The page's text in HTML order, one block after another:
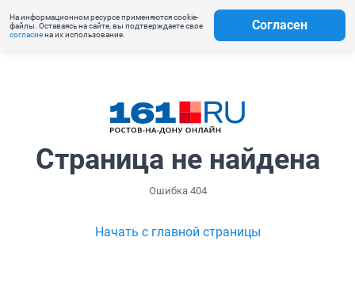
На информационном ресурсе применяются cookie-
файлы. Оставаясь на сайте, вы подтверждаете свое
согласиена их использование.
Согласен
Страница не найдена
Ошибка 404
Начать с главной страницы